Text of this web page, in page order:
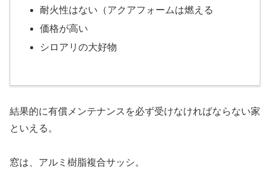
耐火性はない（アクアフォームは燃える
価格が高い
シロアリの大好物
結果的に有償メンテナンスを必ず受けなければならない家
といえる。
窓は、アルミ樹脂複合サッシ。